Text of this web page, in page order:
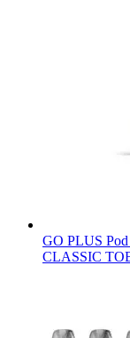
GO PLUS
CLASSIC